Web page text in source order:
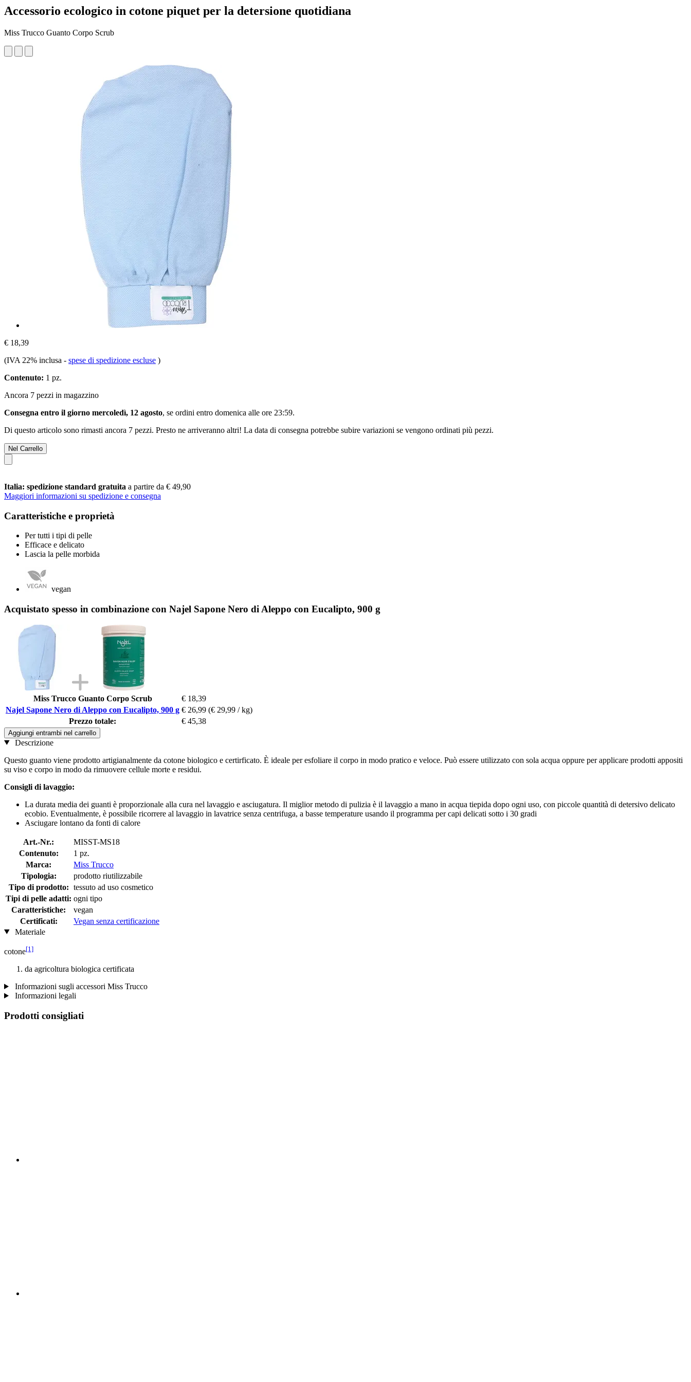
Accessorio ecologico in cotone piquet per la detersione quotidiana
Miss Trucco Guanto Corpo Scrub
€ 18,39
(IVA 22% inclusa - spese di spedizione escluse )
Contenuto: 1 pz.
Ancora 7 pezzi in magazzino
Consegna entro il giorno mercoledì, 12 agosto, se ordini entro domenica alle ore 23:59.
Di questo articolo sono rimasti ancora 7 pezzi. Presto ne arriveranno altri! La data di consegna potrebbe subire variazioni se vengono ordinati più pezzi.
Nel Carrello
Italia: spedizione standard gratuita a partire da € 49,90
Maggiori informazioni su spedizione e consegna
Caratteristiche e proprietà
Per tutti i tipi di pelle
Efficace e delicato
Lascia la pelle morbida
vegan
Acquistato spesso in combinazione con Najel Sapone Nero di Aleppo con Eucalipto, 900 g
Miss Trucco Guanto Corpo Scrub
€ 18,39
Najel Sapone Nero di Aleppo con Eucalipto, 900 g € 26,99 (€ 29,99 / kg)
Prezzo totale:
€ 45,38
Aggiungi entrambi nel carrello
Descrizione
Questo guanto viene prodotto artigianalmente da cotone biologico e certirficato. È ideale per esfoliare il corpo in modo pratico e veloce. Può essere utilizzato con sola acqua oppure per applicare prodotti appositi
su viso e corpo in modo da rimuovere cellule morte e residui.
Consigli di lavaggio:
La durata media dei guanti è proporzionale alla cura nel lavaggio e asciugatura. Il miglior metodo di pulizia è il lavaggio a mano in acqua tiepida dopo ogni uso, con piccole quantità di detersivo delicato
ecobio. Eventualmente, è possibile ricorrere al lavaggio in lavatrice senza centrifuga, a basse temperature usando il programma per capi delicati sotto i 30 gradi
Asciugare lontano da fonti di calore
Art.-Nr.:
MISST-MS18
Contenuto:
1 pz.
Marca:
Miss Trucco
Tipologia:
prodotto riutilizzabile
Tipo di prodotto: tessuto ad uso cosmetico
Tipi di pelle adatti: ogni tipo
Caratteristiche:
vegan
Certificati:
Vegan senza certificazione
Materiale
cotone[1]
da agricoltura biologica certificata
Informazioni sugli accessori Miss Trucco
Informazioni legali
Prodotti consigliati